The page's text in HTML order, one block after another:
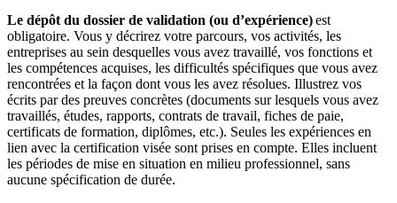
Le dépôt du dossier de validation (ou d’expérience)est
obligatoire. Vous y décrirez votre parcours, vos activités, les
entreprises au sein desquelles vous avez travaillé, vos fonctions et
les compétences acquises, les difficultés spécifiques que vous avez
rencontrées et la façon dont vous les avez résolues. Illustrez vos
écrits par des preuves concrètes (documents sur lesquels vous avez
travaillés, études, rapports, contrats de travail, fiches de paie,
certificats de formation, diplômes, etc.). Seules les expériences en
lien avec la certification visée sont prises en compte. Elles incluent
les périodes de mise en situation en milieu professionnel, sans
aucune spécification de durée.